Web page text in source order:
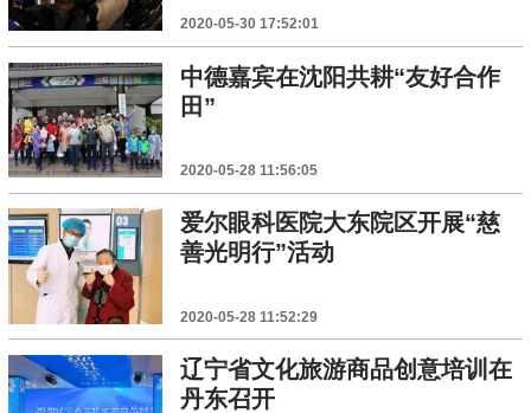
2020-05-30 17:52:01
中德嘉宾在沈阳共耕“友好合作
田”
2020-05-28 11:56:05
爱尔眼科医院大东院区开展“慈
善光明行”活动
2020-05-28 11:52:29
辽宁省文化旅游商品创意培训在
丹东召开